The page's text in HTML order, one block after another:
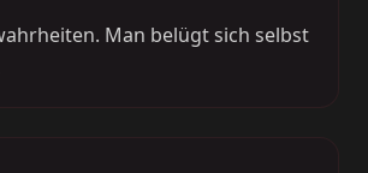
Man belügt sich selbst